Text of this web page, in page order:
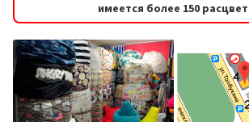
имеется более 150